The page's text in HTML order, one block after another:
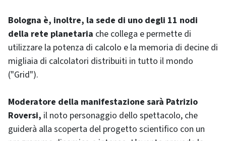
Bologna è, inoltre, la sede di uno degli 11 nodi
della rete planetaria che collega e permette di
utilizzare la potenza di calcolo e la memoria di decine di
migliaia di calcolatori distribuiti in tutto il mondo
("Grid").
Moderatore della manifestazione sarà Patrizio
Roversi, il noto personaggio dello spettacolo, che
guiderà alla scoperta del progetto scientifico con un